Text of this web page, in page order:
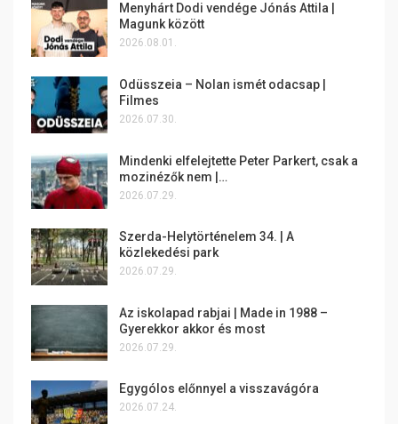
Menyhárt Dodi vendége Jónás Attila |
Magunk között
2026.08.01.
Odüsszeia – Nolan ismét odacsap |
Filmes
2026.07.30.
Mindenki elfelejtette Peter Parkert, csak a
mozinézők nem |…
2026.07.29.
Szerda-Helytörténelem 34. | A
közlekedési park
2026.07.29.
Az iskolapad rabjai | Made in 1988 –
Gyerekkor akkor és most
2026.07.29.
Egygólos előnnyel a visszavágóra
2026.07.24.